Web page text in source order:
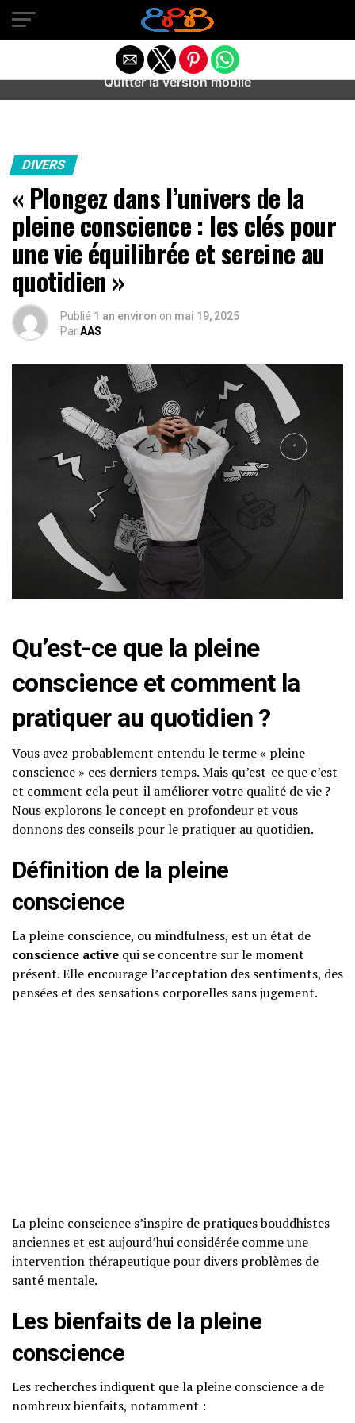
Warning
: preg_match(): Unknown modifier '/' in
/home/u589487443/domains/aideanxietestress.fr/
content/plugins/idev-post-views/includes/class-bots.php
DIVERS
« Plongez dans l’univers de la
pleine conscience : les clés pour
une vie équilibrée et sereine au
quotidien »
Publié 1 an environ on mai 19, 2025
ParAAS
Qu’est-ce que la pleine
conscienceet comment la
pratiquer au quotidien?
Vous avez probablement entendu le terme « pleine
conscience » ces derniers temps. Mais qu’est-ce que c’est
et comment cela peut-il améliorer votre qualité de vie ?
Nous explorons le concept en profondeur et vous
donnons des conseils pour le pratiquer au quotidien.
Définition de la pleine
conscience
La pleine conscience, ou mindfulness, est un état de
conscience active qui se concentre sur le moment
présent. Elle encourage l’acceptation des sentiments, des
pensées et des sensations corporelles sans jugement.
La pleine conscience s’inspire de pratiques bouddhistes
anciennes et est aujourd’hui considérée comme une
intervention thérapeutique pour divers problèmes de
santé mentale.
Les bienfaits de la pleine
conscience
Les recherches indiquent que la pleine conscience a de
nombreux bienfaits, notamment :
Quitter la version mobile